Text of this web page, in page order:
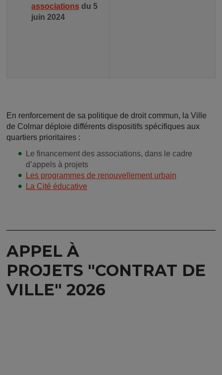
associations du 5
juin 2024
En renforcement de sa politique de droit commun, la Ville
de Colmar déploie différents dispositifs spécifiques aux
quartiers prioritaires :
Le financement des associations, dans le cadre
d’appels à projets
Les programmes de renouvellement urbain
La Cité éducative
APPEL À
PROJETS "CONTRAT DE
VILLE" 2026